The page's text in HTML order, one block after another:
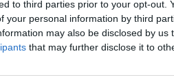
to third parties prior to your opt-out.
your personal information by third
may also be disclosed by us
that may further disclose it to